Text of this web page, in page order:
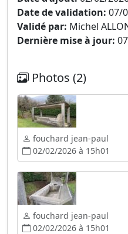
Date de validation: 07/
Validé par: Michel
Dernière mise à jour:
Photos (2)
fouchard jean-paul
02/02/2026 à 15h01
fouchard jean-paul
02/02/2026 à 15h01